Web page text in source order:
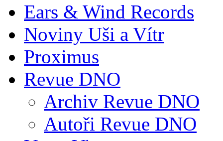
Ears & Wind Records
Noviny Uši a Vítr
Proximus
Revue DNO
Archiv Revue DNO
Autoři Revue DNO